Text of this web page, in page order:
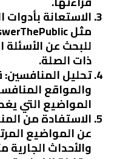
الاستعانة بأدوات
للبحث عن
ذات الصلة.
تحليل المنافسين:
والمواقع
المواضيع التي
الاستفادة من
عن المواضيع
والأحداث الجارية